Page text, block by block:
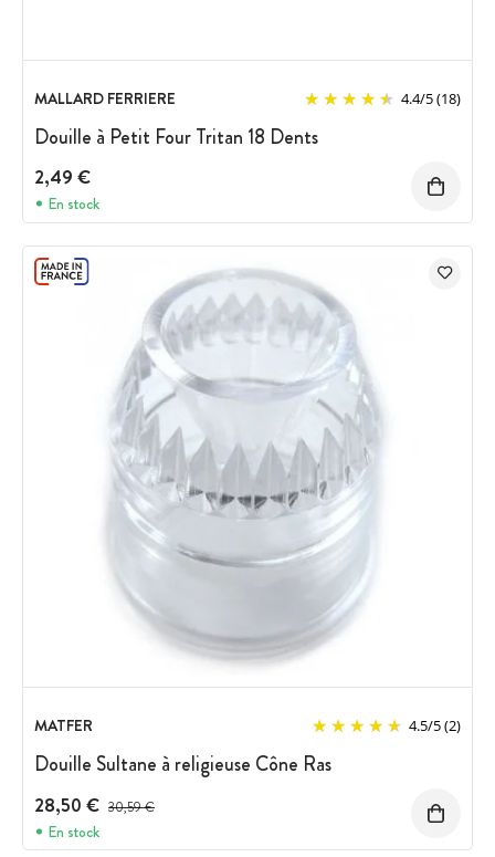
MALLARD FERRIERE 4.4/5(18)
Douille à Petit Four Tritan 18 Dents
2,49 €
En stock
MATFER 4.5/5(2)
Douille Sultane à religieuse Cône Ras
28,50 € Prix avant réduction :
30,59 €
En stock